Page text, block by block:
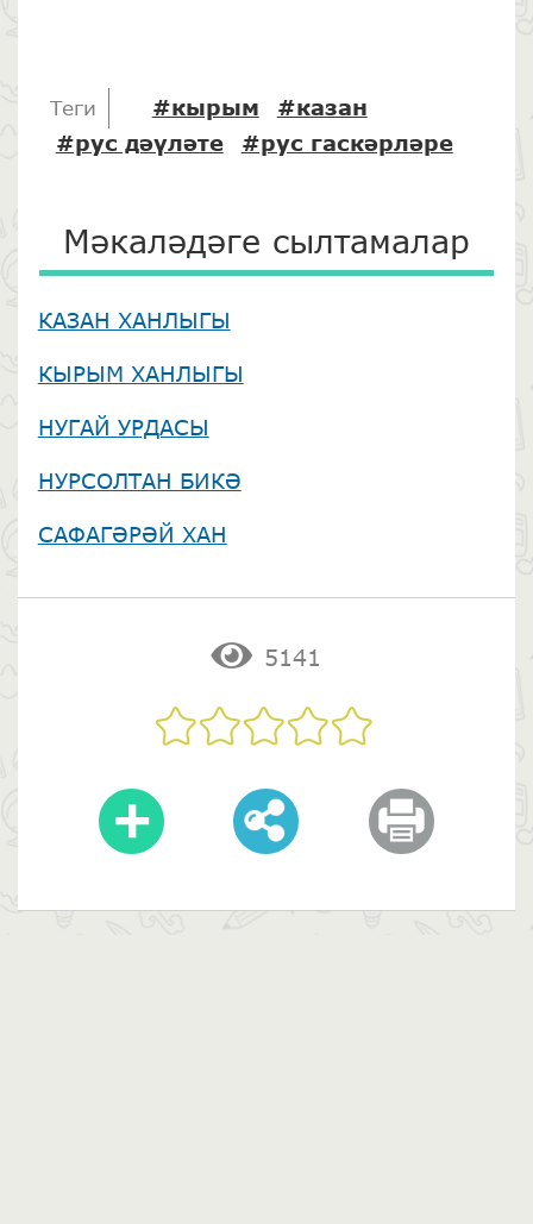
Теги #кырым
#казан
#рус дәүләте
#рус гаскәрләре
Мәкаләдәге сылтамалар
КАЗАН ХАНЛЫГЫ
КЫРЫМ ХАНЛЫГЫ
НУГАЙ УРДАСЫ
НУРСОЛТАН БИКӘ
САФАГӘРӘЙ ХАН
5141